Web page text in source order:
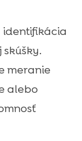
identifikácia
meranie
alebo